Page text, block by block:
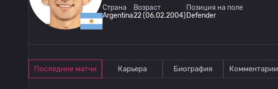
Страна
Argentina
Возраст
22 (06.02.2004)
Позиция на поле
Defender
Последние матчи Карьера Биография Комментарии